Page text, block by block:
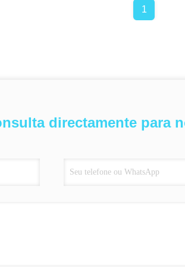
1
directamente para